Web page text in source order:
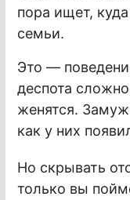
пора ищет,
семьи.
Это —
деспота
женятся.
как у них
Но скрывать
только вы